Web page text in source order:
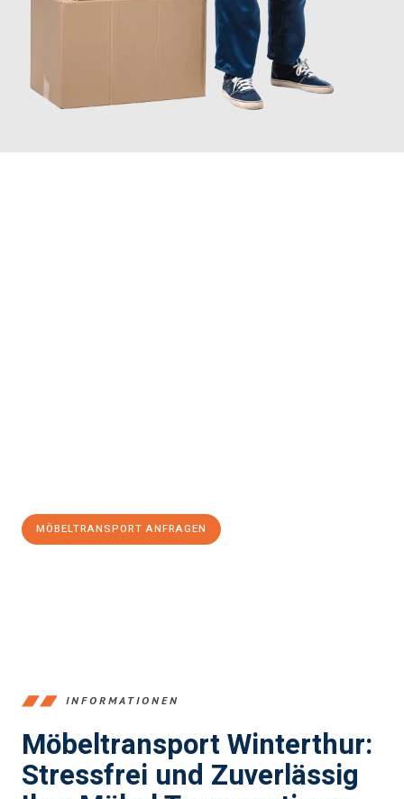
MÖBELTRANSPORT ANFRAGEN
INFORMATIONEN
Möbeltransport Winterthur:
Stressfrei und Zuverlässig